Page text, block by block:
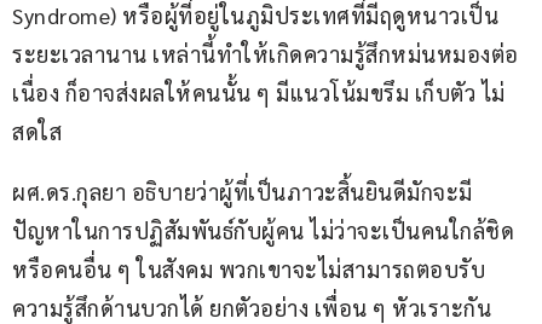
Syndrome) หรือผู้ที่อยู่ในภูมิประเทศที่มีฤดูหนาวเป็น
ระยะเวลานาน เหล่านี้ทำให้เกิดความรู้สึกหม่นหมองต่อ
เนื่อง ก็อาจส่งผลให้คนนั้น ๆ มีแนวโน้มขรึม เก็บตัว ไม่
สดใส
ผศ.ดร.กุลยา อธิบายว่าผู้ที่เป็นภาวะสิ้นยินดีมักจะมี
ปัญหาในการปฏิสัมพันธ์กับผู้คน ไม่ว่าจะเป็นคนใกล้ชิด
หรือคนอื่น ๆ ในสังคม พวกเขาจะไม่สามารถตอบรับ
ความรู้สึกด้านบวกได้ ยกตัวอย่าง เพื่อน ๆ หัวเราะกัน